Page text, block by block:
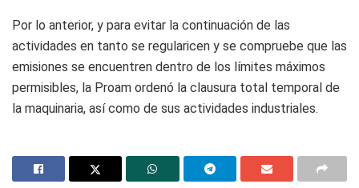
Por lo anterior, y para evitar la continuación de las
actividades en tanto se regularicen y se compruebe que las
emisiones se encuentren dentro de los límites máximos
permisibles, la Proam ordenó la clausura total temporal de
la maquinaria, así como de sus actividades industriales.